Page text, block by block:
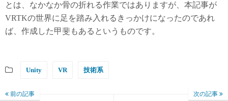
とは、なかなか骨の折れる作業ではありますが、本記事が
VRTKの世界に足を踏み入れるきっかけになったのであれ
ば、作成した甲斐もあるというものです。
Unity VR 技術系
前の記事 次の記事